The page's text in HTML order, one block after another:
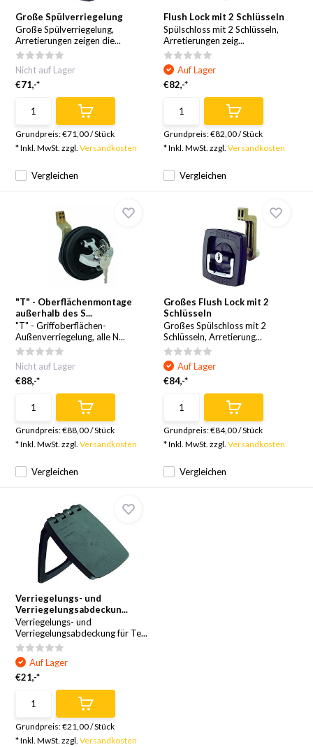
Große Spülverriegelung
Große Spülverriegelung,
Arretierungen zeigen die...
Vergleichen
Nicht auf Lager
€71,-*
Grundpreis:€71,00/Stück
* Inkl. MwSt. zzgl.Versandkosten
Flush Lock mit 2 Schlüsseln
Spülschloss mit 2 Schlüsseln,
Arretierungen zeig...
Vergleichen
Auf Lager
€82,-*
Grundpreis:€82,00/Stück
* Inkl. MwSt. zzgl. Versandkosten
"T" - Oberflächenmontage
außerhalb des S...
"T" - Griffoberflächen-
Außenverriegelung, alle N...
Vergleichen
Nicht auf Lager
€88,-*
Grundpreis:€88,00/Stück
* Inkl. MwSt. zzgl.Versandkosten
Großes Flush Lock mit 2
Schlüsseln
Großes Spülschloss mit 2
Schlüsseln, Arretierung...
Vergleichen
Auf Lager
€84,-*
Grundpreis:€84,00/Stück
* Inkl. MwSt. zzgl. Versandkosten
Verriegelungs- und
Verriegelungsabdeckun...
Verriegelungs- und
Verriegelungsabdeckung für Te...
Auf Lager
€21,-*
Grundpreis:€21,00/Stück
* Inkl. MwSt. zzgl.Versandkosten